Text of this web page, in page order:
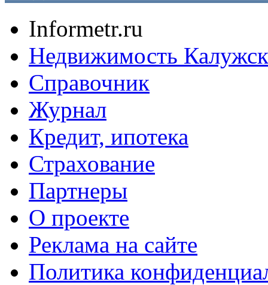
Informetr.ru
Недвижимость
Справочник
Журнал
Кредит, ипотека
Страхование
Партнеры
O проекте
Реклама на сайте
Политика